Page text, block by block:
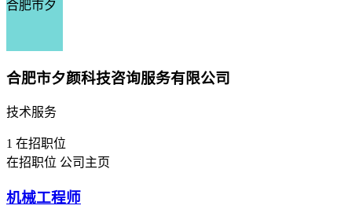
合肥市夕
合肥市夕颜科技咨询服务有限公司
技术服务
1 在招职位
在招职位 公司主页
机械工程师